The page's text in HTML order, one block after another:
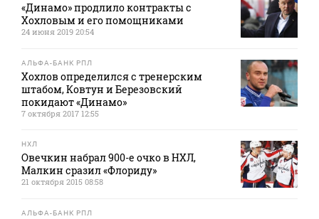
«Динамо» продлило контракты с
Хохловым и его помощниками
24 июня 2019 20:54
АЛЬФА-БАНК РПЛ
Хохлов определился с тренерским
штабом, Ковтун и Березовский
покидают «Динамо»
7 октября 2017 12:55
НХЛ
Овечкин набрал 900-е очко в НХЛ,
Малкин сразил «Флориду»
21 октября 2015 08:58
АЛЬФА-БАНК РПЛ